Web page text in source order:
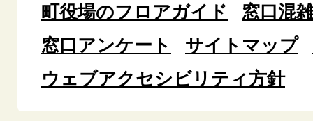
町役場のフロアガイド
窓口混
窓口アンケート
サイトマップ
ウェブアクセシビリティ方針